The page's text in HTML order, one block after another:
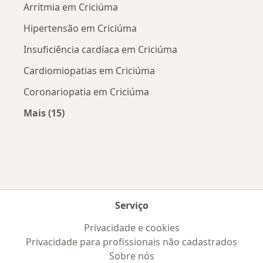
Arritmia em Criciúma
Hipertensão em Criciúma
Insuficiência cardíaca em Criciúma
Cardiomiopatias em Criciúma
Coronariopatia em Criciúma
Mais (15)
Serviço
Privacidade e cookies
Privacidade para profissionais não cadastrados
Sobre nós